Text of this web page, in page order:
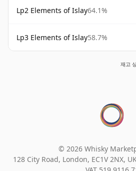
Lp2 Elements of Islay64.1%
Lp3 Elements of Islay58.7%
재고
© 2026 Whisky
128 City Road, London, EC1V 2NX,